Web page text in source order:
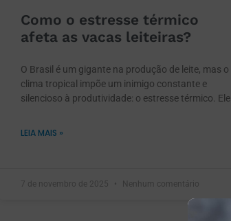
Como o estresse térmico
afeta as vacas leiteiras?
O Brasil é um gigante na produção de leite, mas o
clima tropical impõe um inimigo constante e
silencioso à produtividade: o estresse térmico. Ele
LEIA MAIS »
7 de novembro de 2025 Nenhum comentário